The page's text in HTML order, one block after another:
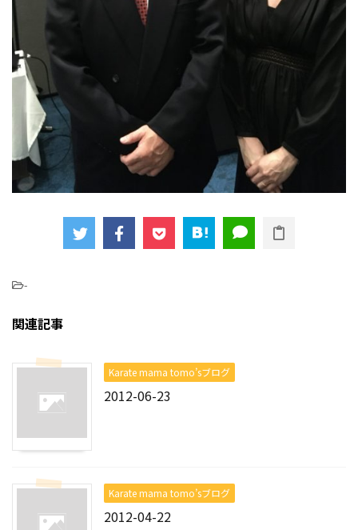
-
関連記事
Karate mama tomo’sブログ
2012-06-23
Karate mama tomo’sブログ
2012-04-22